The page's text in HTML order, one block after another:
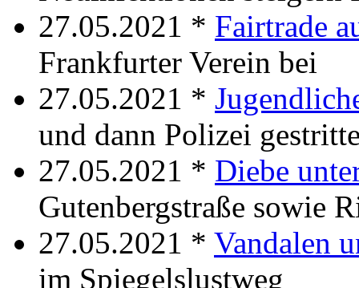
27.05.2021 * Fairtrade
Frankfurter Verein bei
27.05.2021 *
und dann Polizei
27.05.2021 * Diebe
Gutenbergstraße sowie
27.05.2021 * Vandalen
im Spiegelslustweg